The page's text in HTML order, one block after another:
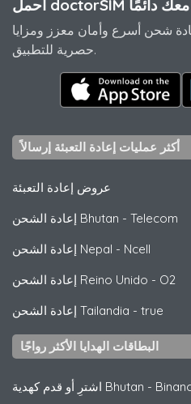
احمل doctorSIM معك دائمًا
شحن أسرع وأمان معزز ومزايا
حصرية للتطبيق.
أكثر عمليات إعادة التعبئة إرسالاً
عروض إعادة التعبئة
إعادة الشحن Bhutan - Telecom
إعادة الشحن Nepal - Ncell
إعادة الشحن Reino Unido - O2
إعادة الشحن Tailandia - true
البطاقات الهدايا الأكثر رواجًا
اشترِ أو قدم كهدية Bhutan -